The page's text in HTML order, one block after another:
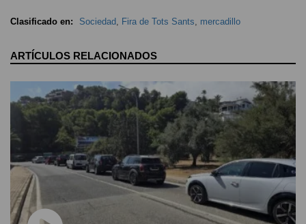
Clasificado en: Sociedad Fira de Tots Sants mercadillo
ARTÍCULOS RELACIONADOS